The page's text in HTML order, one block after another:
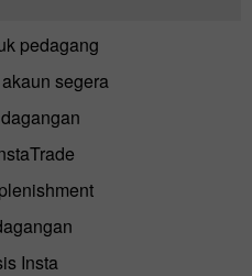
pedagang
segera
Insta